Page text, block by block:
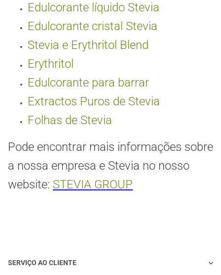
Edulcorante líquido Stevia
Edulcorante cristal Stevia
Stevia e Erythritol Blend
Erythritol
Edulcorante para barrar
Extractos Puros de Stevia
Folhas de Stevia
Pode encontrar mais informações sobre
a nossa empresa e Stevia no nosso
website: STEVIA GROUP
SERVIÇO AO CLIENTE